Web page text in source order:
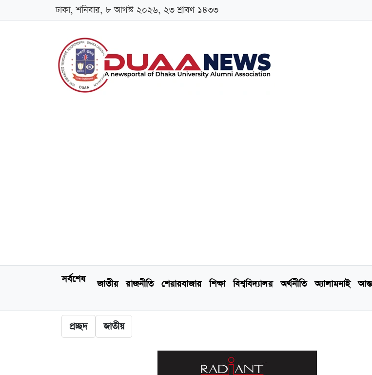
ঢাকা, শনিবার, ৮ আগস্ট ২০২৬, ২৩ শ্রাবণ ১৪৩৩
সর্বশেষ জাতীয় রাজনীতি শেয়ারবাজার শিক্ষা বিশ্ববিদ্যালয় অর্থনীতি অ্যালামনাই
প্রচ্ছদ জাতীয়